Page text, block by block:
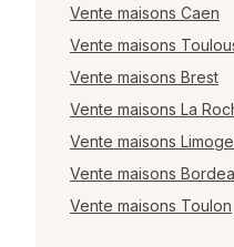
Vente maisons Caen
Vente maisons
Vente maisons Brest
Vente maisons La
Vente maisons
Vente maisons
Vente maisons Toulon